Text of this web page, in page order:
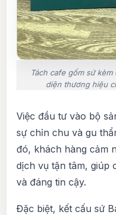
Tách cafe gốm sứ
diện thương hiệu
Việc đầu tư vào bộ
sự chỉn chu và gu
đó, khách hàng cảm
dịch vụ tận tâm, giúp
và đáng tin cậy.
Đặc biệt, kết cấu sứ